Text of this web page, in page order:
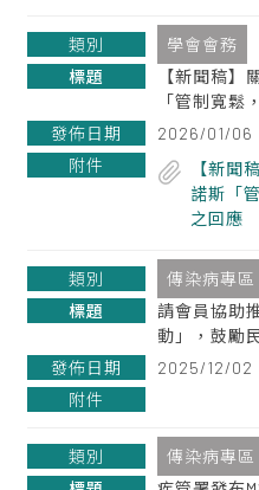
學會會務
【新聞稿】
「管制寬鬆
2026/01/06
【新聞
諾斯「
之回應
傳染病專區
請會員協助
動」，鼓勵
2025/12/02
傳染病專區